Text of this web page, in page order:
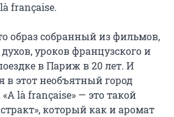
française.
образ собранный из фильмов,
уроков французского и
в Париж в 20 лет. И
в этот необъятный город
là française» — это такой
который как и аромат